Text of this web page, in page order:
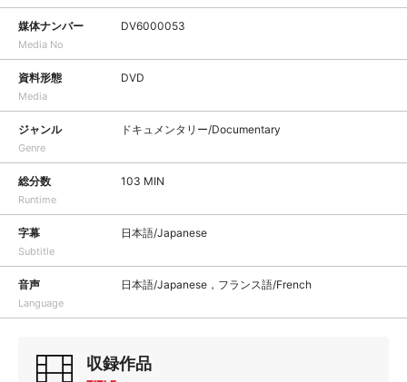
媒体ナンバー
Media No
DV6000053
資料形態
Media
DVD
ジャンル
Genre
ドキュメンタリー/Documentary
総分数
Runtime
103 MIN
字幕
Subtitle
日本語/Japanese
音声
Language
日本語/Japanese，フランス語/French
収録作品